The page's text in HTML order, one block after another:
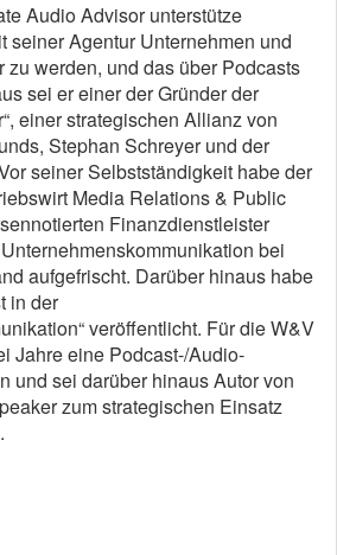
Audio Advisor unterstütze
seiner Agentur Unternehmen und
zu werden, und das über Podcasts
sei er einer der Gründer der
einer strategischen Allianz von
Stephan Schreyer und der
seiner Selbstständigkeit habe der
Media Relations & Public
Finanzdienstleister
bei
aufgefrischt. Darüber hinaus habe
in der
veröffentlicht. Für die W&V
Jahre eine Podcast-/Audio-
und sei darüber hinaus Autor von
zum strategischen Einsatz